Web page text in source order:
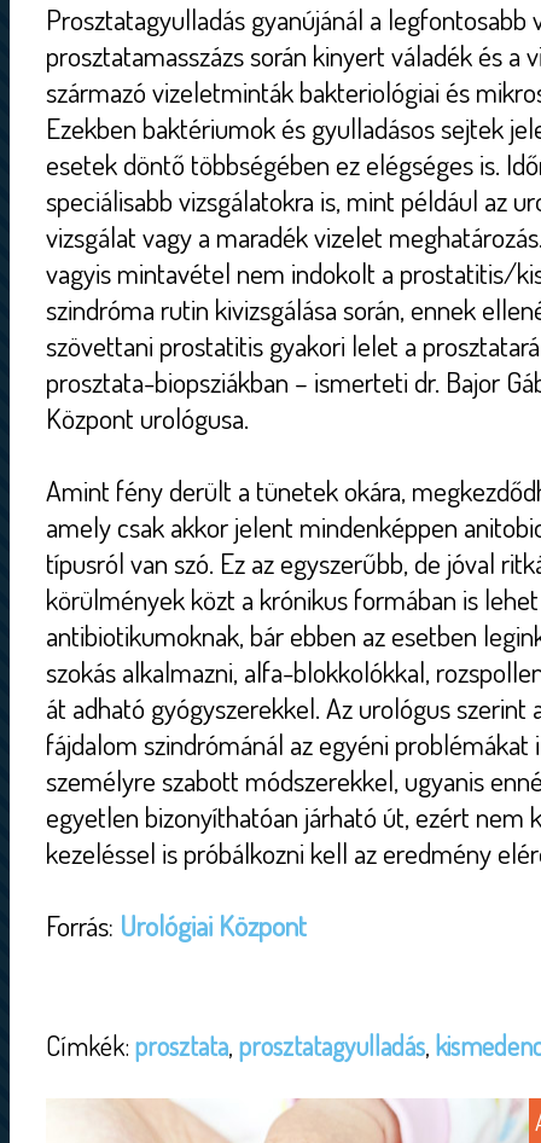
Prosztatagyulladás gyanújánál a legfontosabb
prosztatamasszázs során kinyert váladék és a
származó vizeletminták bakteriológiai és
Ezekben baktériumok és gyulladásos sejtek
esetek döntő többségében ez elégséges is.
speciálisabb vizsgálatokra is, mint például az
vizsgálat vagy a maradék vizelet
vagyis mintavétel nem indokolt a prostatitis/
szindróma rutin kivizsgálása során, ennek
szövettani prostatitis gyakori lelet a
prosztata-biopsziákban – ismerteti dr. Bajor
Központ urológusa.
Amint fény derült a tünetek okára,
amely csak akkor jelent mindenképpen
típusról van szó. Ez az egyszerűbb, de jóval
körülmények közt a krónikus formában is
antibiotikumoknak, bár ebben az esetben
szokás alkalmazni, alfa-blokkolókkal,
át adható gyógyszerekkel. Az urológus szerint
fájdalom szindrómánál az egyéni problémákat
személyre szabott módszerekkel, ugyanis
egyetlen bizonyíthatóan járható út, ezért nem
kezeléssel is próbálkozni kell az eredmény
Forrás: Urológiai Központ
Címkék: prosztata, prosztatagyulladás,